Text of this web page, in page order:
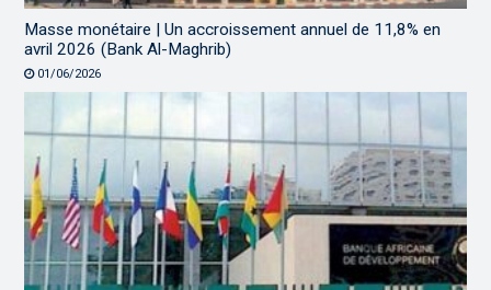
Masse monétaire | Un accroissement annuel de 11,8% en
avril 2026 (Bank Al-Maghrib)
01/06/2026